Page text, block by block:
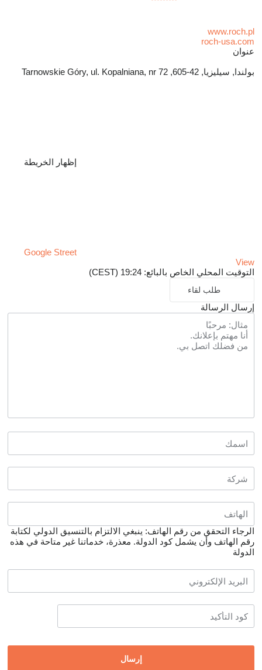
www.roch.pl
roch-usa.com
عنوان
بولندا, سيليزيا, 42-605, Tarnowskie Góry, ul. Kopalniana, nr 72
إظهار الخريطة
Google Street
View
التوقيت المحلي الخاص بالبائع: 19:24 (CEST)
طلب لقاء
إرسال الرسالة
الرجاء التحقق من رقم الهاتف: ينبغي الالتزام بالتنسيق الدولي لكتابة
رقم الهاتف وأن يشمل كود الدولة. معذرة، خدماتنا غير متاحة في هذه
الدولة